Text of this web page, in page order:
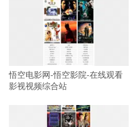
悟空电影网-悟空影院-在线观看
影视视频综合站